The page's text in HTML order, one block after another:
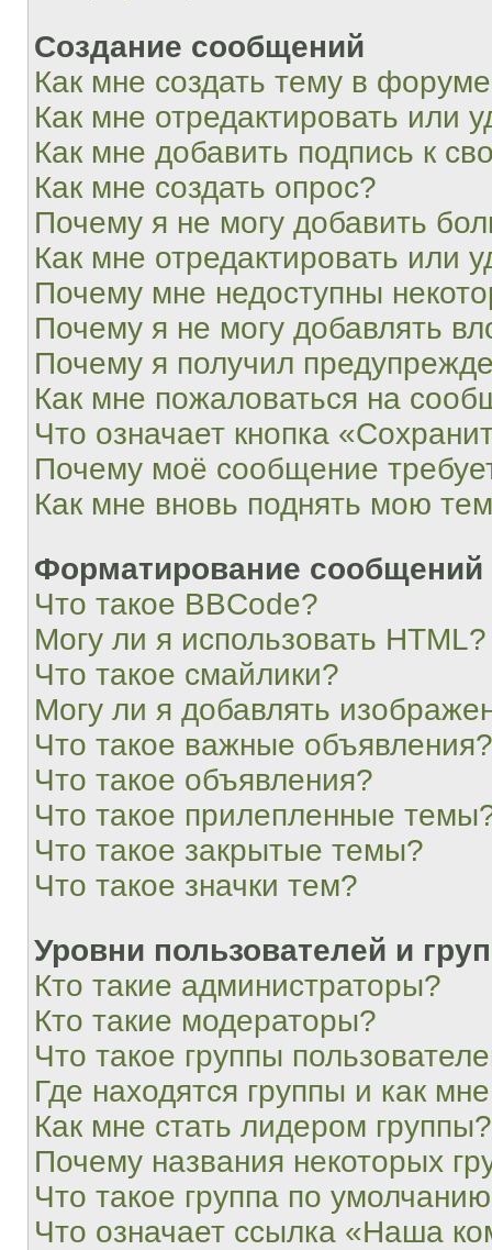
Создание сообщений
Как мне создать тему в
Как мне отредактировать или
Как мне добавить подпись к
Как мне создать опрос?
Почему я не могу добавить
Как мне отредактировать или
Почему мне недоступны
Почему я не могу добавлять
Почему я получил
Как мне пожаловаться на
Что означает кнопка
Почему моё сообщение
Как мне вновь поднять мою
Форматирование
Что такое BBCode?
Могу ли я использовать HTML?
Что такое смайлики?
Могу ли я добавлять
Что такое важные объявления?
Что такое объявления?
Что такое прилепленные
Что такое закрытые темы?
Что такое значки тем?
Уровни пользователей и
Кто такие администраторы?
Кто такие модераторы?
Что такое группы
Где находятся группы и как
Как мне стать лидером группы?
Почему названия некоторых
Что такое группа по
Что означает ссылка «Наша